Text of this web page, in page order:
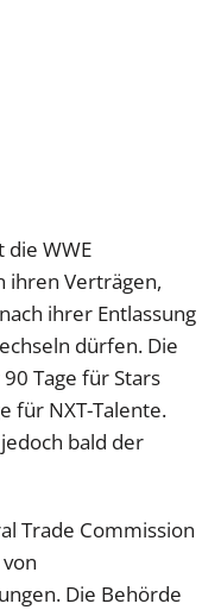
die WWE
ihren Verträgen,
ihrer Entlassung
dürfen. Die
Tage für Stars
für NXT-Talente.
bald der
Trade Commission
Die Behörde